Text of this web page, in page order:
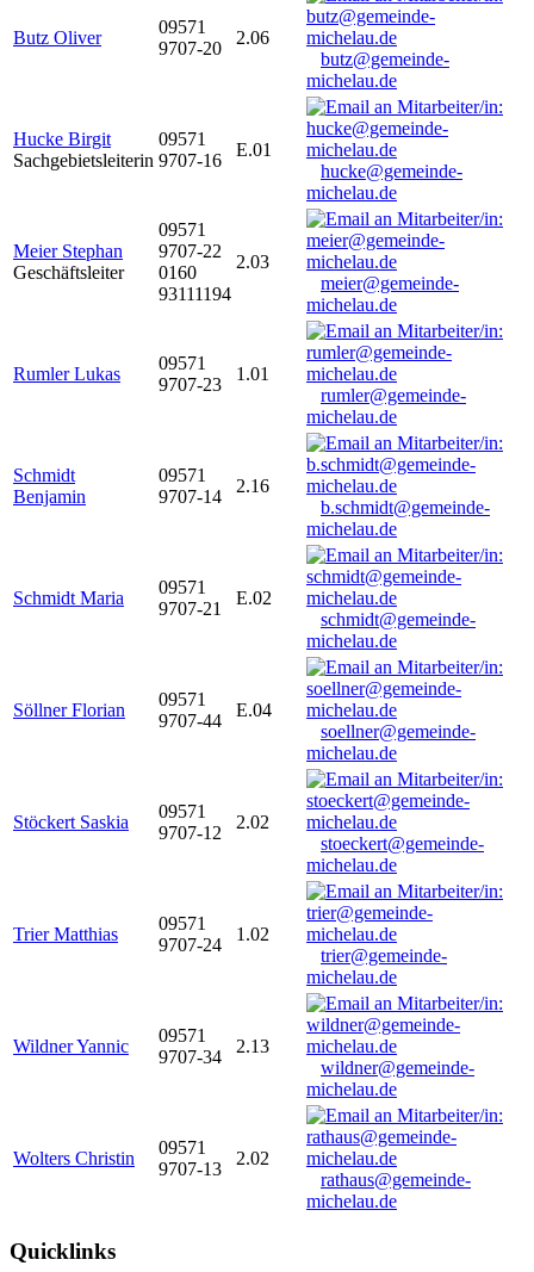
Butz Oliver
09571
9707-20
2.06
butz@gemeinde-
michelau.de
Hucke Birgit
Sachgebietsleiterin
09571
9707-16
E.01
hucke@gemeinde-
michelau.de
Meier Stephan
Geschäftsleiter
09571
9707-22
0160
93111194
2.03
meier@gemeinde-
michelau.de
Rumler Lukas
09571
9707-23
1.01
rumler@gemeinde-
michelau.de
Schmidt
Benjamin
09571
9707-14
2.16
b.schmidt@gemeinde-
michelau.de
Schmidt Maria
09571
9707-21
E.02
schmidt@gemeinde-
michelau.de
Söllner Florian
09571
9707-44
E.04
soellner@gemeinde-
michelau.de
Stöckert Saskia
09571
9707-12
2.02
stoeckert@gemeinde-
michelau.de
Trier Matthias
09571
9707-24
1.02
trier@gemeinde-
michelau.de
Wildner Yannic
09571
9707-34
2.13
wildner@gemeinde-
michelau.de
Wolters Christin
09571
9707-13
2.02
rathaus@gemeinde-
michelau.de
Quicklinks